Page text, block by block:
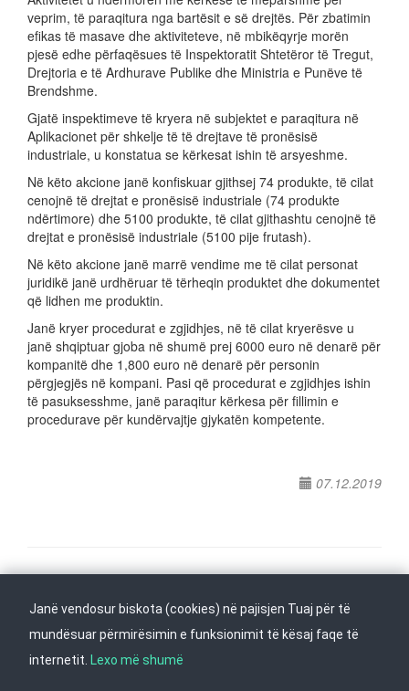
veprim, të paraqitura nga bartësit e së drejtës. Për zbatimin
efikas të masave dhe aktiviteteve, në mbikëqyrje morën
pjesë edhe përfaqësues të Inspektoratit Shtetëror të Tregut,
Drejtoria e të Ardhurave Publike dhe Ministria e Punëve të
Brendshme.
Gjatë inspektimeve të kryera në subjektet e paraqitura në
Aplikacionet për shkelje të të drejtave të pronësisë
industriale, u konstatua se kërkesat ishin të arsyeshme.
Në këto akcione janë konfiskuar gjithsej 74 produkte, të cilat
cenojnë të drejtat e pronësisë industriale (74 produkte
ndërtimore) dhe 5100 produkte, të cilat gjithashtu cenojnë të
drejtat e pronësisë industriale (5100 pije frutash).
Në këto akcione janë marrë vendime me të cilat personat
juridikë janë urdhëruar të tërheqin produktet dhe dokumentet
që lidhen me produktin.
Janë kryer procedurat e zgjidhjes, në të cilat kryerësve u
janë shqiptuar gjoba në shumë prej 6000 euro në denarë për
kompanitë dhe 1,800 euro në denarë për personin
përgjegjës në kompani. Pasi që procedurat e zgjidhjes ishin
të pasuksesshme, janë paraqitur kërkesa për fillimin e
procedurave për kundërvajtje gjykatën kompetente.
07.12.2019
Kthehu në fillim Na ndiqni në
Janë vendosur biskota (cookies) në pajisjen Tuaj për të
mundësuar përmirësimin e funksionimit të kësaj faqe të
internetit. Lexo më shumë